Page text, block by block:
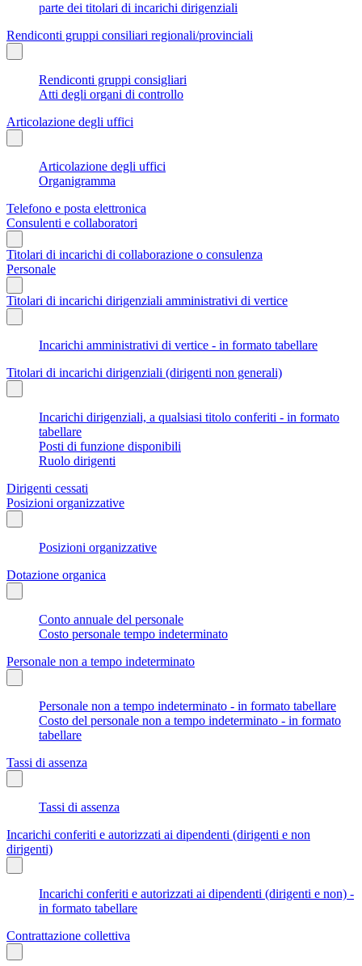
parte dei titolari di incarichi dirigenziali
Rendiconti gruppi consiliari regionali/provinciali
Rendiconti gruppi consigliari
Atti degli organi di controllo
Articolazione degli uffici
Articolazione degli uffici
Organigramma
Telefono e posta elettronica
Consulenti e collaboratori
Titolari di incarichi di collaborazione o consulenza
Personale
Titolari di incarichi dirigenziali amministrativi di vertice
Incarichi amministrativi di vertice - in formato tabellare
Titolari di incarichi dirigenziali (dirigenti non generali)
Incarichi dirigenziali, a qualsiasi titolo conferiti - in formato
tabellare
Posti di funzione disponibili
Ruolo dirigenti
Dirigenti cessati
Posizioni organizzative
Posizioni organizzative
Dotazione organica
Conto annuale del personale
Costo personale tempo indeterminato
Personale non a tempo indeterminato
Personale non a tempo indeterminato - in formato tabellare
Costo del personale non a tempo indeterminato - in formato
tabellare
Tassi di assenza
Tassi di assenza
Incarichi conferiti e autorizzati ai dipendenti (dirigenti e non
dirigenti)
Incarichi conferiti e autorizzati ai dipendenti (dirigenti e non) -
in formato tabellare
Contrattazione collettiva